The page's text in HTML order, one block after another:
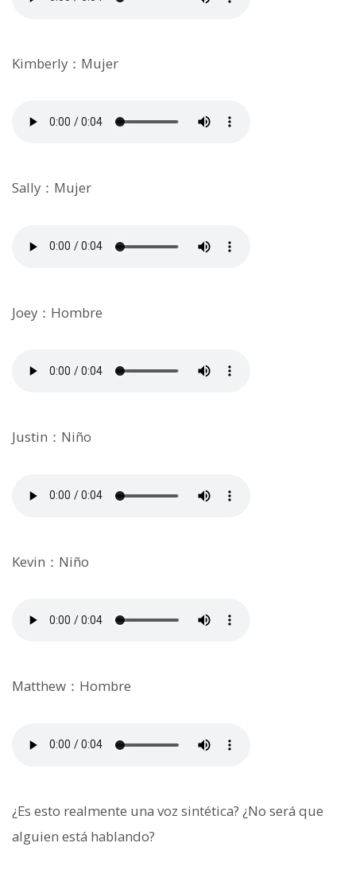
Kimberly：Mujer
Sally：Mujer
Joey：Hombre
Justin：Niño
Kevin：Niño
Matthew：Hombre
¿Es esto realmente una voz sintética? ¿No será que
alguien está hablando?